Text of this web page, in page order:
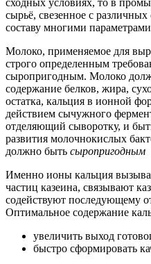
сходных условиях, то в
сырьё, свезенное с
составу многими
Молоко, применяемое для
строго определенным
сыропригодным. Молоко
содержание белков, жира,
остатка, кальция в ионной
действием сычужного
отделяющий сыворотку, и
развития молочнокислых
должно быть сыропригодным
Именно ионы кальция
частиц казеина, связывают
содействуют последующему
Оптимальное содержание
увеличить выход
быстро сформировать